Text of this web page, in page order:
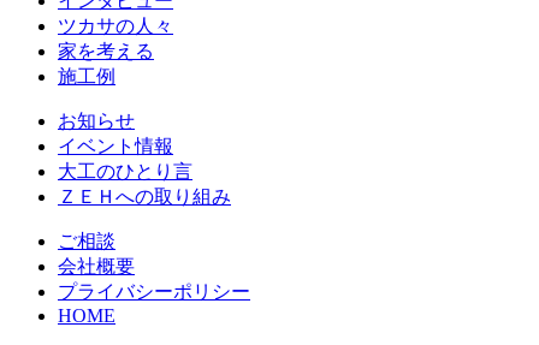
ツカサの人々
家を考える
施工例
お知らせ
イベント情報
大工のひとり言
ＺＥＨへの取り組み
ご相談
会社概要
プライバシーポリシー
HOME